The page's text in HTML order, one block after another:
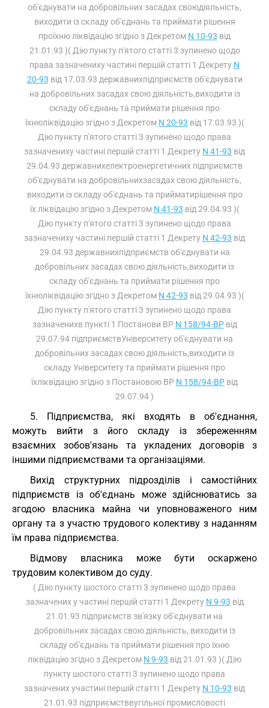
об'єднувати на добровільних засадах своюдіяльність,
виходити із складу об'єднань та приймати рішення
проїхню ліквідацію згідно з Декретом N 10-93 від
21.01.93 )( Дію пункту п'ятого статті 3 зупинено щодо
права зазначениху частині першій статті 1 Декрету N
20-93 від 17.03.93 державнихпідприємств об'єднувати
на добровільних засадах свою діяльність,виходити із
складу об'єднань та приймати рішення про
їхнюліквідацію згідно з Декретом N 20-93 від 17.03.93 )(
Дію пункту п'ятого статті 3 зупинено щодо права
зазначениху частині першій статті 1 Декрету N 41-93 від
29.04.93 державнихелектроенергетичних підприємств
об'єднувати на добровільнихзасадах свою діяльність,
виходити із складу об'єднань та прийматирішення про
їх ліквідацію згідно з Декретом N 41-93 від 29.04.93 )(
Дію пункту п'ятого статті 3 зупинено щодо права
зазначениху частині першій статті 1 Декрету N 42-93 від
29.04.93 державнихпідприємств об'єднувати на
добровільних засадах свою діяльність,виходити із
складу об'єднань та приймати рішення про
їхнюліквідацію згідно з Декретом N 42-93 від 29.04.93 )(
Дію пункту п'ятого статті 3 зупинено щодо права
зазначенихв пункті 1 Постанови ВР N 158/94-ВРвід
29.07.94 підприємствУніверситету об'єднувати на
добровільних засадах свою діяльність,виходити із
складу Університету та приймати рішення про
їхліквідацію згідно з Постановою ВР N 158/94-ВР від
29.07.94 )
5. Підприємства, які входять в об'єднання,
можуть вийти з його складу із збереженням
взаємних зобов'язань та укладених договорів з
іншими підприємствами та організаціями.
Вихід структурних підрозділів і самостійних
підприємств із об'єднань може здійснюватись за
згодою власника майна чи уповноваженого ним
органу та з участю трудового колективу з наданням
їм права підприємства.
Відмову власника може бути оскаржено
трудовим колективом до суду.
( Дію пункту шостого статті 3 зупинено щодо права
зазначених у частині першій статті 1 Декрету N 9-93 від
21.01.93 підприємств зв'язку об'єднувати на
добровільних засадах свою діяльність, виходити із
складу об'єднань та приймати рішення про їхню
ліквідацію згідно з Декретом N 9-93 від 21.01.93 )( Дію
пункту шостого статті 3 зупинено щодо права
зазначених участині першій статті 1 Декрету N 10-93 від
21.01.93 підприємстввугільної промисловості